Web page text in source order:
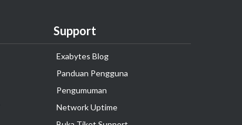
Support
Exabytes Blog
Panduan Pengguna
Pengumuman
Network Uptime